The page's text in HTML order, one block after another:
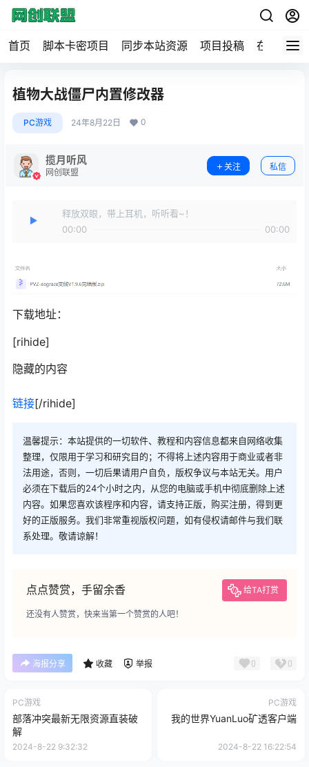
首页 脚本卡密项目 同步本站资源 项目投稿 在线工具
植物大战僵尸内置修改器
PC游戏 24年8月22日 0
揽月听风
网创联盟
关注 私信
释放双眼，带上耳机，听听看~！
00:00
00:00
下载地址：
[rihide]
隐藏的内容
链接[/rihide]
温馨提示：本站提供的一切软件、教程和内容信息都来自网络收集
整理，仅限用于学习和研究目的；不得将上述内容用于商业或者非
法用途，否则，一切后果请用户自负，版权争议与本站无关。用户
必须在下载后的24个小时之内，从您的电脑或手机中彻底删除上述
内容。如果您喜欢该程序和内容，请支持正版，购买注册，得到更
好的正版服务。我们非常重视版权问题，如有侵权请邮件与我们联
系处理。敬请谅解！
点点赞赏，手留余香 给TA打赏
还没有人赞赏，快来当第一个赞赏的人吧！
海报分享 收藏 举报 0 0
PC游戏
部落冲突最新无限资源直装破
解
2024-8-22 9:32:32
PC游戏
我的世界YuanLuo矿透客户端
2024-8-22 16:22:54